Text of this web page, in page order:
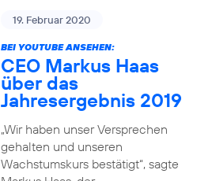
19. Februar 2020
BEI YOUTUBE ANSEHEN:
CEO Markus Haas
über das
Jahresergebnis 2019
„Wir haben unser Versprechen
gehalten und unseren
Wachstumskurs bestätigt“, sagte